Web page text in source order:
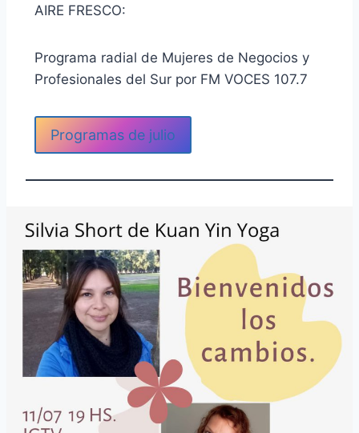
AIRE FRESCO:
Programa radial de Mujeres de Negocios y
Profesionales del Sur por FM VOCES 107.7
Programas de julio